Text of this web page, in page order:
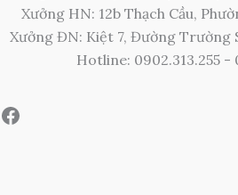
Xưởng HN: 12b Thạch Cầu,
Xưởng ĐN: Kiệt 7, Đường Trường
Hotline: 0902.313.255 -